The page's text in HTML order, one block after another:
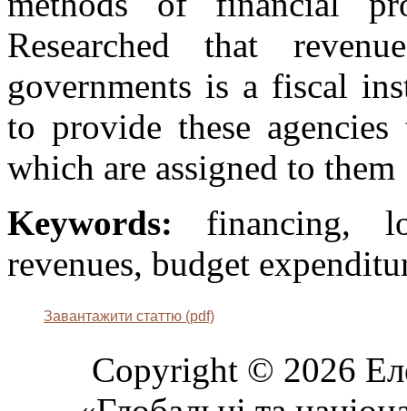
Researched that
governments is a fiscal
to provide these
which are assigned to them
Keywords: financing,
revenues, budget
Завантажити статтю (pdf)
Copyright © 2026